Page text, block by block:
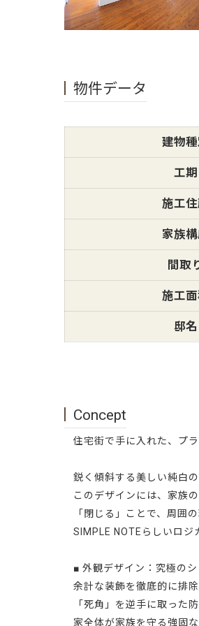
物件データ
建物種
工期
施工
家族
間取
施工
邸名
Concept
住宅街で手に入れた、プ
鋭く傾斜する美しい純白
このデザインには、家族
「閉じる」ことで、周囲
SIMPLE NOTEらしいロジ
■ 外観デザイン：究極の
余計な装飾を徹底的に排
「死角」を逆手に取った
家全体が家族を守る強固